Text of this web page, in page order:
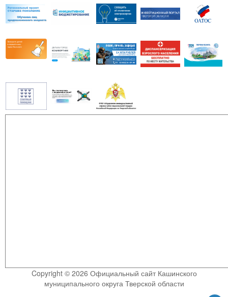
Copyright © 2026 Официальный сайт Кашинского
муниципального округа Тверской области